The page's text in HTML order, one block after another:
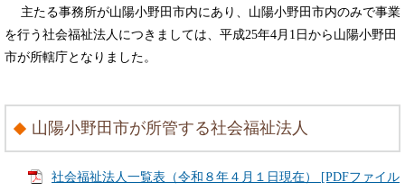
主たる事務所が山陽小野田市内にあり、山陽小野田市内のみで事業
を行う社会福祉法人につきましては、平成25年4月1日から山陽小野田
市が所轄庁となりました。
山陽小野田市が所管する社会福祉法人
社会福祉法人一覧表（令和８年４月１日現在） [PDFファイル